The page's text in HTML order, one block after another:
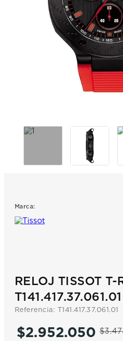
Marca:
RELOJ TISSOT T-
T141.417.37.061.01
Referencia: T141.417.37.061.01
$3.
$2.952.050
7
8
9